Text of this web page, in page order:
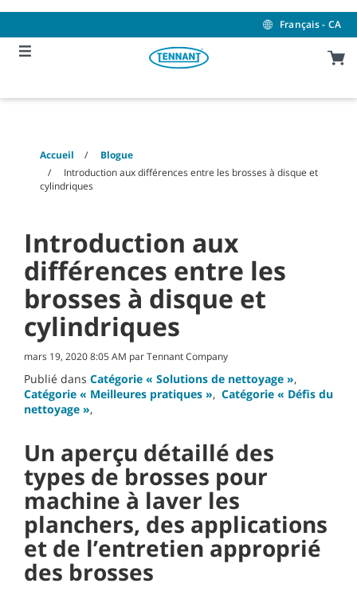
content
navigation
menu
Français - CA
Accueil
Blogue
Introduction aux différences entre les brosses à disque et
cylindriques
Introduction aux
différences entre les
brosses à disque et
cylindriques
mars 19, 2020 8:05 AM par Tennant Company
Publié dans Catégorie « Solutions de nettoyage »,
Catégorie « Meilleures pratiques », Catégorie « Défis du
nettoyage »,
Un aperçu détaillé des
types de brosses pour
machine à laver les
planchers, des applications
et de l’entretien approprié
des brosses